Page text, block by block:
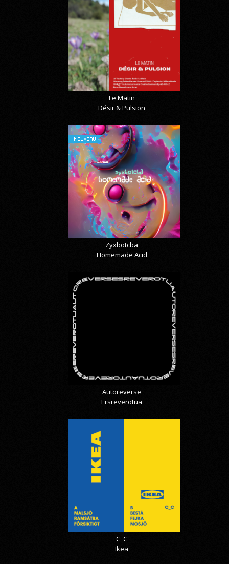
Le Matin
Désir & Pulsion
NOUVEAU
Zyxbotcba
Homemade Acid
Autoreverse
Ersreverotua
C_C
Ikea